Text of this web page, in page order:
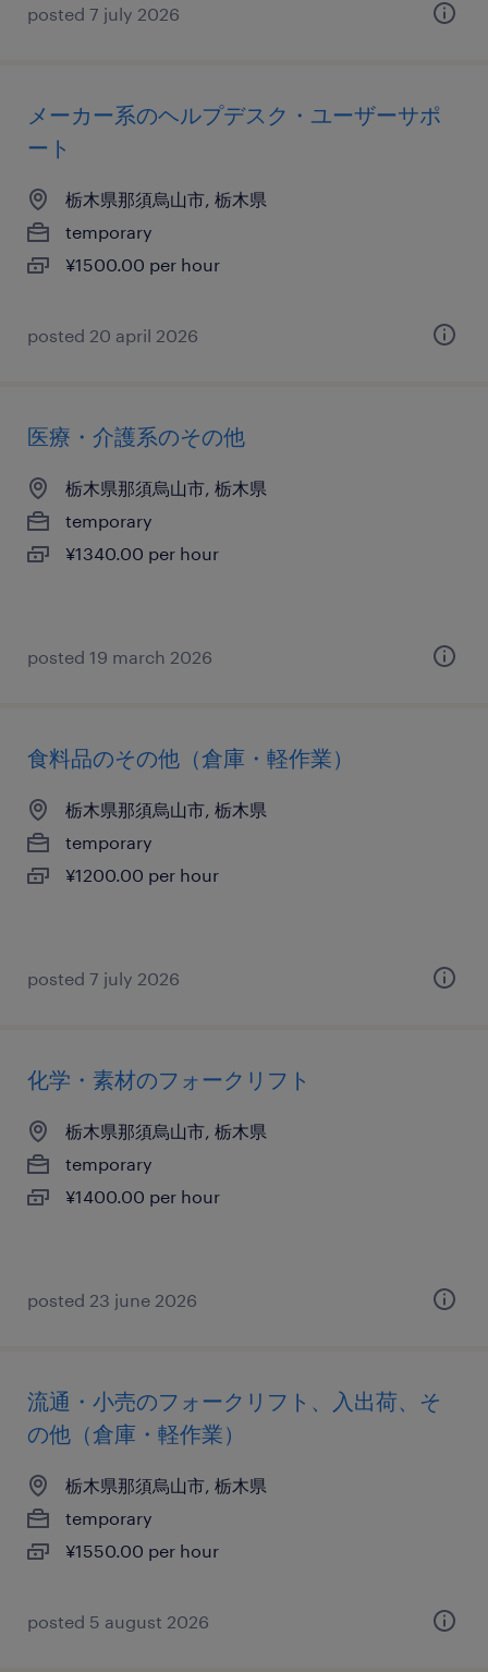
posted 7 july 2026
メーカー系のヘルプデスク・ユーザーサポ
ート
栃木県那須烏山市, 栃木県
temporary
¥1500.00 per hour
posted 20 april 2026
医療・介護系のその他
栃木県那須烏山市, 栃木県
temporary
¥1340.00 per hour
posted 19 march 2026
食料品のその他（倉庫・軽作業）
栃木県那須烏山市, 栃木県
temporary
¥1200.00 per hour
posted 7 july 2026
化学・素材のフォークリフト
栃木県那須烏山市, 栃木県
temporary
¥1400.00 per hour
posted 23 june 2026
流通・小売のフォークリフト、入出荷、そ
の他（倉庫・軽作業）
栃木県那須烏山市, 栃木県
temporary
¥1550.00 per hour
posted 5 august 2026